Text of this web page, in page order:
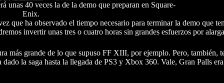
unas 40 veces la de la demo que preparan en Square-
Enix.
que ha observado el tiempo necesario para terminar la demo que
invertir unas tres o cuatro horas sin grandes esfuerzos por
más grande de lo que supuso FF XIII, por ejemplo. Pero, también,
la saga hasta la llegada de PS3 y Xbox 360. Vale, Gran Palls